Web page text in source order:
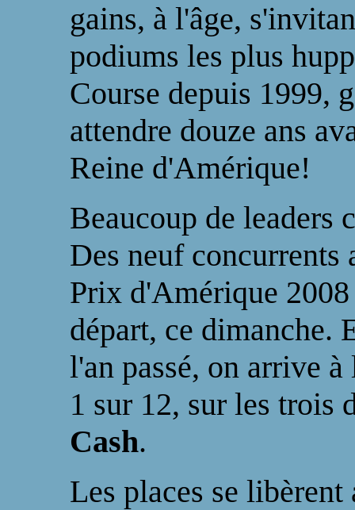
gains, à l'âge,
podiums les plus
Course depuis 1999,
attendre douze ans
Reine d'Amérique!
Beaucoup de leaders
Des neuf concurrents
Prix d'Amérique 2008
départ, ce dimanche.
l'an passé, on arrive
1 sur 12, sur les trois
Cash.
Les places se